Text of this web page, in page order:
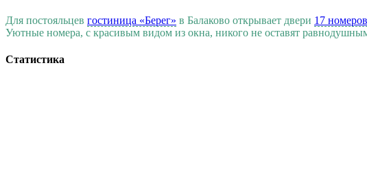
Для постояльцев гостиница «Берег» в Балаково открывает двери 17 номеров
Уютные номера, с красивым видом из окна, никого не оставят
Статистика